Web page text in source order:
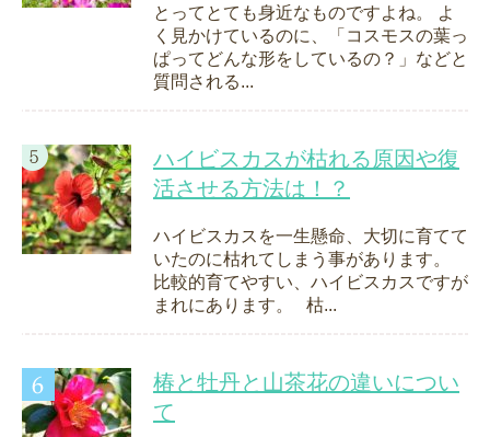
とってとても身近なものですよね。 よ
く見かけているのに、「コスモスの葉っ
ぱってどんな形をしているの？」などと
質問される...
ハイビスカスが枯れる原因や復
活させる方法は！？
ハイビスカスを一生懸命、大切に育てて
いたのに枯れてしまう事があります。
比較的育てやすい、ハイビスカスですが
まれにあります。 枯...
椿と牡丹と山茶花の違いについ
て